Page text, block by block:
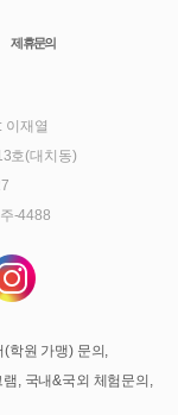
제휴문의
이재열
호(대치동)
-4488
학원 가맹) 문의,
, 국내&국외 체험문의,